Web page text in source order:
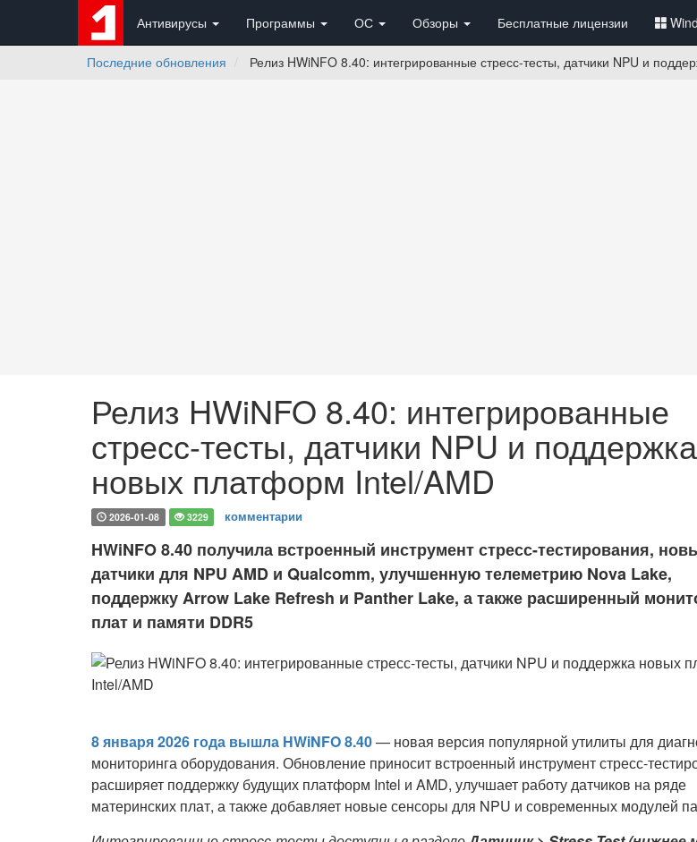
Антивирусы Программы ОС Обзоры Бесплатные лицензии
Последние обновления Релиз HWiNFO 8.40: интегрированные стресс-тесты, датчики NPU и
Релиз HWiNFO 8.40: интегрированные
стресс-тесты, датчики NPU и поддержка
новых платформ Intel/AMD
2026-01-08 3229 комментарии
HWiNFO 8.40 получила встроенный инструмент стресс-тестирования,
датчики для NPU AMD и Qualcomm, улучшенную телеметрию Nova Lake,
поддержку Arrow Lake Refresh и Panther Lake, а также расширенный
плат и памяти DDR5
8 января 2026 года вышла HWiNFO 8.40— новая версия популярной утилиты для
мониторинга оборудования. Обновление приносит встроенный инструмент стресс-
расширяет поддержку будущих платформ Intel и AMD, улучшает работу датчиков на ряде
материнских плат, а также добавляет новые сенсоры для NPU и современных модулей